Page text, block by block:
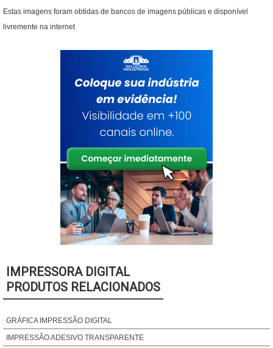
Estas imagens foram obtidas de bancos de imagens públicas e disponível
livremente na internet
IMPRESSORA DIGITAL
PRODUTOS RELACIONADOS
GRÁFICA IMPRESSÃO DIGITAL
IMPRESSÃO ADESIVO TRANSPARENTE